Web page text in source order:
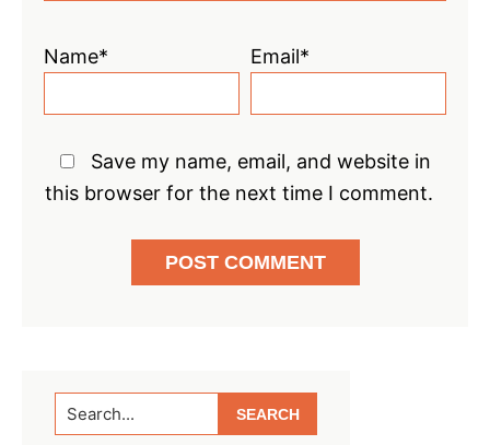
Name* Email*
Save my name, email, and website in
this browser for the next time I comment.
Primary
Sidebar
Search...